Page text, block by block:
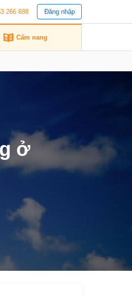
266 688 Đăng nhập
Cẩm nang
ở